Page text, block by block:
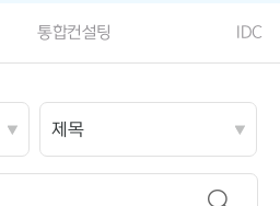
통합컨설팅 IDC